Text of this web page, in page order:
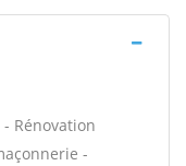
Rénovation
-